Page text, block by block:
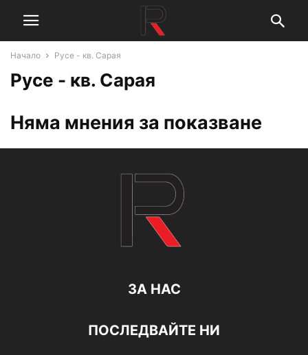
Начало Русе - кв. Сарая
Русе - кв. Сарая
Няма мнения за показване
ЗА НАС
ПОСЛЕДВАЙТЕ НИ